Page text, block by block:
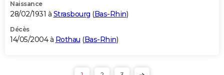
Naissance
28/02/1931 à Strasbourg (Bas-Rhin)
Décès
14/05/2004 à Rothau (Bas-Rhin)